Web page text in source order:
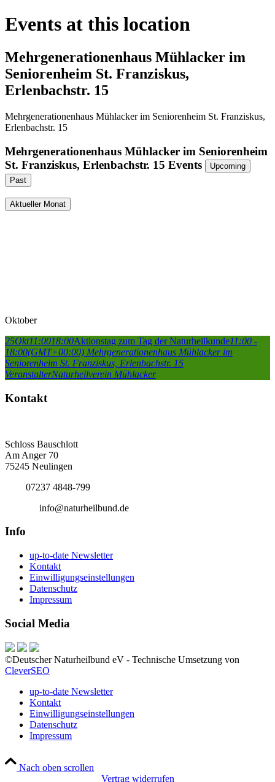
Events at this location
Mehrgenerationenhaus Mühlacker im
Seniorenheim St. Franziskus,
Erlenbachstr. 15
Mehrgenerationenhaus Mühlacker im Seniorenheim St. Franziskus,
Erlenbachstr. 15
Mehrgenerationenhaus Mühlacker im Seniorenheim
St. Franziskus, Erlenbachstr. 15 Events
Upcoming
Past
Aktueller Monat
Oktober
25Okt11:0018:00Aktionstag zum Tag der Naturheilkunde11:00 -
18:00(GMT+00:00) Mehrgenerationenhaus Mühlacker im
Seniorenheim St. Franziskus, Erlenbachstr. 15
VeranstalterNaturheilverein Mühlacker
Kontakt
Schloss Bauschlott
Am Anger 70
75245 Neulingen
07237 4848-799
info@naturheilbund.de
Info
up-to-date Newsletter
Kontakt
Einwilligungseinstellungen
Datenschutz
Impressum
Social Media
©Deutscher Naturheilbund eV - Technische Umsetzung von
CleverSEO
up-to-date Newsletter
Kontakt
Einwilligungseinstellungen
Datenschutz
Impressum
Nach oben scrollen
Vertrag widerrufen